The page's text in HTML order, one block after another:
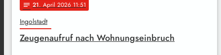
notes 21. April 2026 11:51
Ingolstadt
Zeugenaufruf nach Wohnungseinbruch